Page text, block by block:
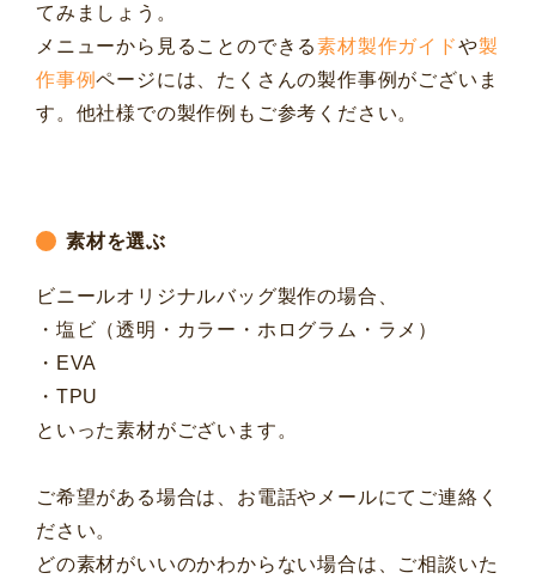
てみましょう。
メニューから見ることのできる素材製作ガイドや製
作事例ページには、たくさんの製作事例がございま
す。他社様での製作例もご参考ください。
素材を選ぶ
ビニールオリジナルバッグ製作の場合、
・塩ビ（透明・カラー・ホログラム・ラメ）
・EVA
・TPU
といった素材がございます。
ご希望がある場合は、お電話やメールにてご連絡く
ださい。
どの素材がいいのかわからない場合は、ご相談いた